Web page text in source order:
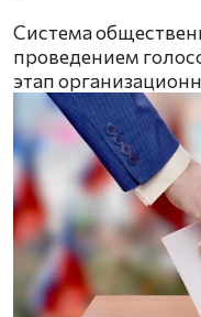
Система
проведением
этап